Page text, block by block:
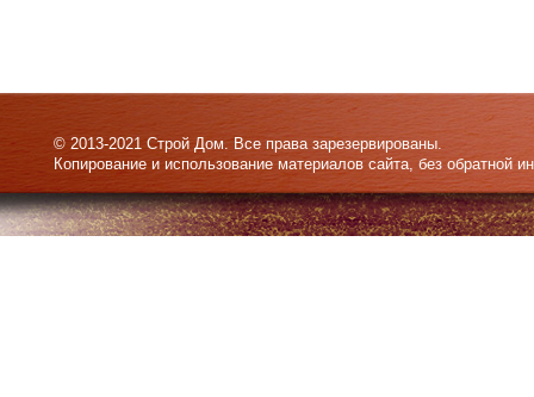
© 2013-2021 Строй Дом. Все права зарезервированы.
Копирование и использование материалов сайта, без обратной